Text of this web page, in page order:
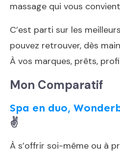
massage qui vous
C’est parti sur les
pouvez retrouver, dès
À vos marques, prêts,
Mon Comparatif
Spa en duo,
✌️
À s’offrir soi-même ou à